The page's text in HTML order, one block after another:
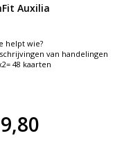
Auxilia
helpt wie?
van handelingen
48 kaarten